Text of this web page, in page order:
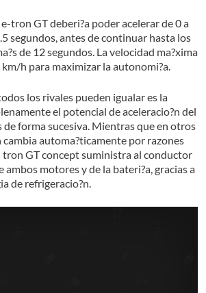
tron GT deberi?a poder acelerar de 0 a
segundos, antes de continuar hasta los
de 12 segundos. La velocidad ma?xima
h para maximizar la autonomi?a.
los rivales pueden igualar es la
el potencial de aceleracio?n del
de forma sucesiva. Mientras que en otros
cambia automa?ticamente por razones
tron GT concept suministra al conductor
ambos motores y de la bateri?a, gracias a
de refrigeracio?n.